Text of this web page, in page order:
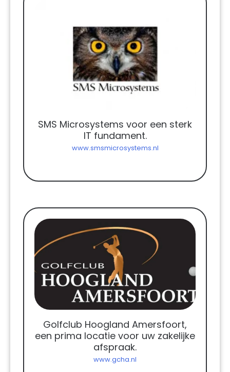
SMS Microsystems voor een sterk
IT fundament.
www.smsmicrosystems.nl
Golfclub Hoogland Amersfoort,
een prima locatie voor uw zakelijke
afspraak.
www.gcha.nl